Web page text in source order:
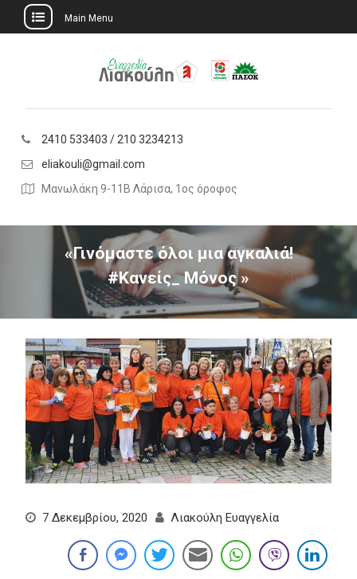
Main Menu
2410 533403 / 210 3234213
eliakouli@gmail.com
Μανωλάκη 9-11Β Λάρισα, 1ος όροφος
«Γινόμαστε όλοι μια αγκαλιά!
#Κανείς_ Μόνος »
7 Δεκεμβρίου, 2020 Λιακούλη Ευαγγελία